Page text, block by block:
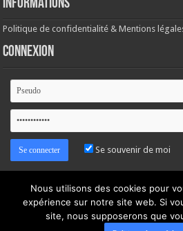
Informations
Politique de confidentialité & Mentions
Connexion
Se souvenir de moi
Nous utilisons des cookies pour
expérience sur notre site web. Si
site, nous supposerons que